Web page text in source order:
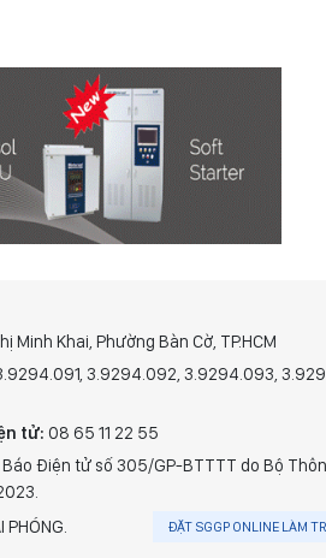
Minh Khai, Phường Bàn Cờ, TP.HCM
3.9294.092, 3.9294.093,
tử: 08 65 11 22 55
Điện tử số 305/GP-BTTTT do Bộ
ĐẶT SGGP ONLINE LÀM